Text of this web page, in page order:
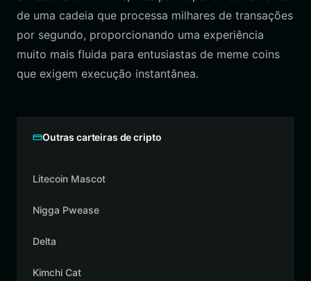
de uma cadeia que processa milhares de transações
por segundo, proporcionando uma experiência
muito mais fluida para entusiastas de meme coins
que exigem execução instantânea.
Outras carteiras de cripto
Litecoin Mascot
Nigga Pwease
Delta
Kimchi Cat